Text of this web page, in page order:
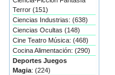
Terror (151)
Ciencias Industrias: (638)
Ciencias Ocultas (148)
Cine Teatro Música: (468)
Cocina Alimentación: (290)
Deportes Juegos
Magia: (224)